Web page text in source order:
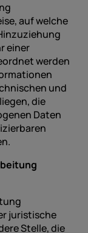
auf welche
einer
werden
und
die
Daten
juristische
Stelle, die